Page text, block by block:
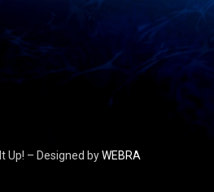
Up! – Designed byWEBRA